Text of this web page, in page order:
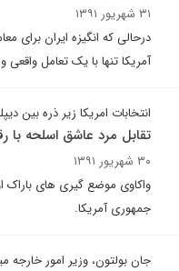
۳۱ شهریور ۱۳۹۱
درحالی که انگیزه ایران برای
آمریکا تنها با یک تعامل
انتخابات امریکا زیر ذره بین
تقابل مرد عاشق اسلحه
۳۰ شهریور ۱۳۹۱
واکاوی موضع گیری های باراک
جمهوری آمریکا.
جان بولتون، وزیر امور خارجه